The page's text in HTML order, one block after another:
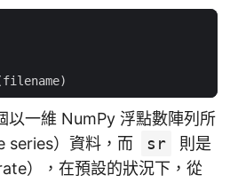
filename)
以一維 NumPy 浮點數陣列所
series）資料，而
sr
則是
），在預設的狀況下，從